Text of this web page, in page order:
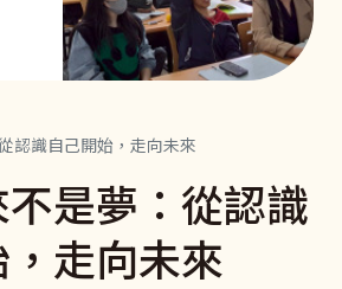
認識自己開始，走向未來
是夢：從認識
走向未來